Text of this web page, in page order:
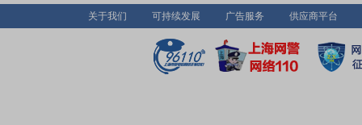
公告：2026年06月12日发布
度第一期短期融资券兑付完成的
关于我们 可持续发展 广告服务 供应商平台